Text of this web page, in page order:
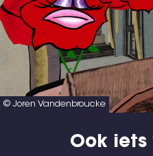
© Joren Vandenbroucke
Ook iets